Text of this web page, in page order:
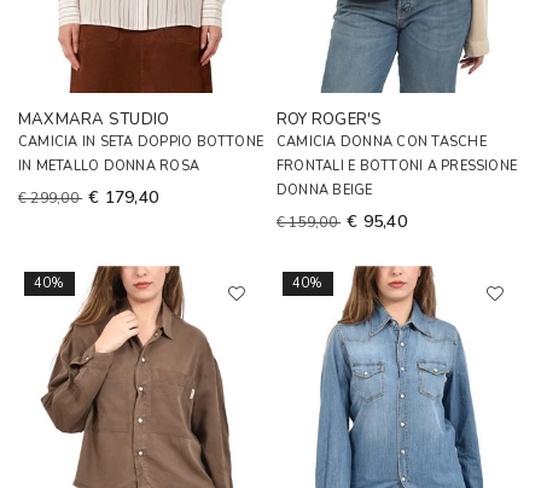
MAXMARA STUDIO
CAMICIA IN SETA DOPPIO BOTTONE
IN METALLO DONNA ROSA
€ 299,00 € 179,40
ROY ROGER'S
CAMICIA DONNA CON TASCHE
FRONTALI E BOTTONI A PRESSIONE
DONNA BEIGE
€ 159,00 € 95,40
40% 40%